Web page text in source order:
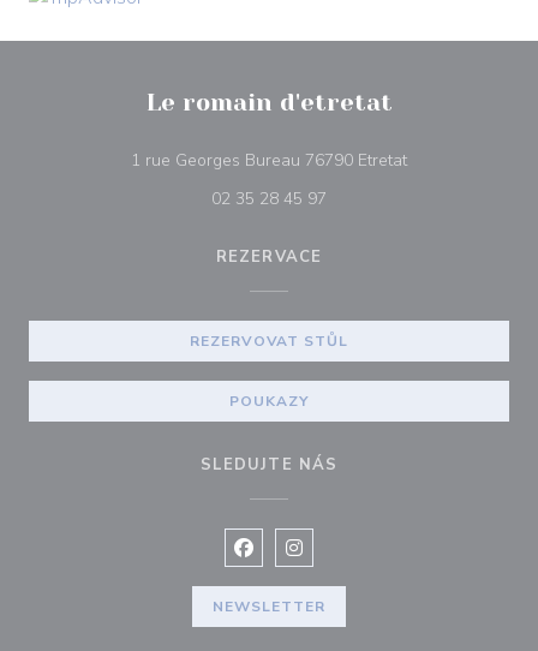
Le romain d'etretat
1 rue Georges Bureau 76790 Etretat((otevře se v
02 35 28 45 97
REZERVACE
REZERVOVAT STŮL
POUKAZY
SLEDUJTE NÁS
Facebook ((otevře se v novém
Instagram ((otevře se v
NEWSLETTER